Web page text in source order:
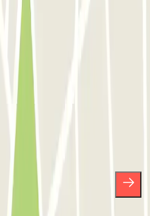
newsletter et
des concours et
notre politique de confidentialité
commerciales de Parclick. Sans
désinscrire quand vous le